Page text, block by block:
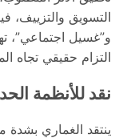
التسويق
و”غسيل اجتماعي”،
التزام حقيقي تجاه
نقد للأنظمة
ينتقد الغماري بشدة